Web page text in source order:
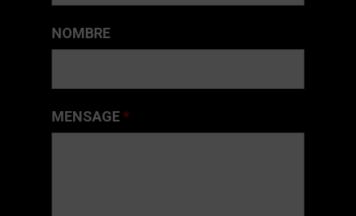
NOMBRE
MENSAGE*